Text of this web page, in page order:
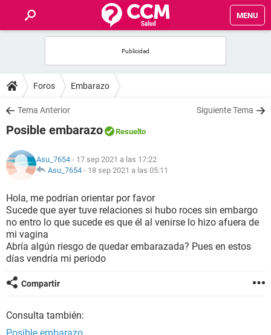
MENU
FOROS
SALUD
NUTRICIÓN
BIENESTAR
SEXUALIDAD
GLOSARIO
Foros Embarazo
Tema Anterior Siguiente Tema
Posible embarazo Resuelto
Asu_7654 - 17 sep 2021 a las 17:22
Asu_7654 - 18 sep 2021 a las 05:11
Hola, me podrían orientar por favor
Sucede que ayer tuve relaciones si hubo roces sin embargo
no entro lo que sucede es que él al venirse lo hizo afuera de
mi vagina
Abría algún riesgo de quedar embarazada? Pues en estos
días vendría mi periodo
Compartir
Consulta también: